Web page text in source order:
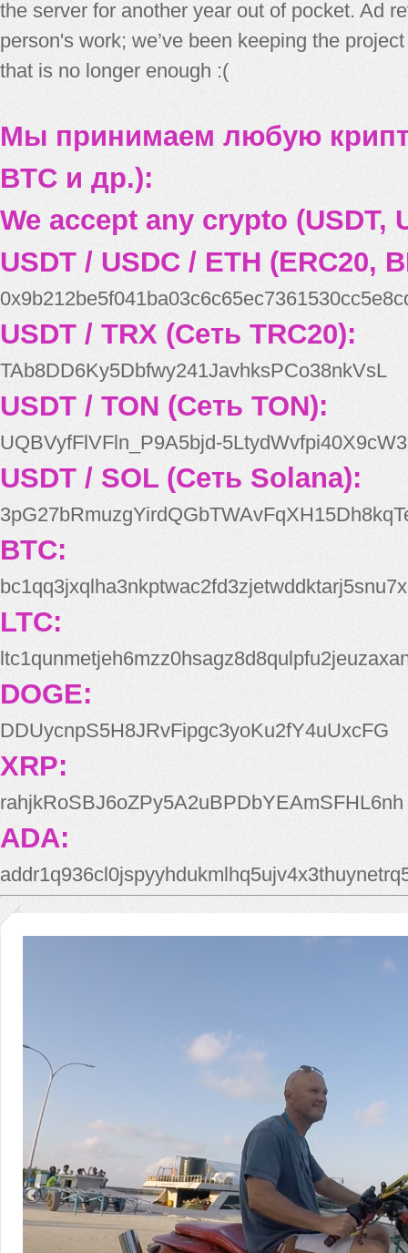
the server for another year out of pocket. Ad
person's work; we’ve been keeping the
that is no longer enough :(
Мы принимаем любую
BTC и др.):
We accept any crypto (USDT,
USDT / USDC / ETH (ERC20,
USDT / TRX (Сеть TRC20):
TAb8DD6Ky5Dbfwy241JavhksPCo38nkVsL
USDT / TON (Сеть TON):
UQBVyfFlVFln_P9A5bjd-
USDT / SOL (Сеть Solana):
BTC:
bc1qq3jxqlha3nkptwac2fd3zjetwddktarj5snu7x
LTC:
DOGE:
DDUycnpS5H8JRvFipgc3yoKu2fY4uUxcFG
XRP:
rahjkRoSBJ6oZPy5A2uBPDbYEAmSFHL6nh
ADA: